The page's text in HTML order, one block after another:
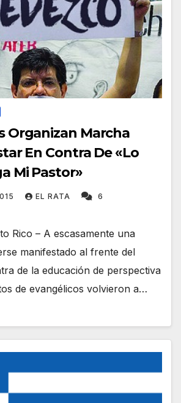
Organizan Marcha
En Contra De «Lo
Mi Pastor»
EL RATA 6
Rico – A escasamente una
manifestado al frente del
de la educación de perspectiva
de evangélicos volvieron a…